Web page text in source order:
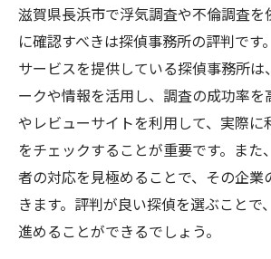
証拠収集における最新の技
調査報告書の重要性と内容
不倫調査後のフォローアッ
ア
探偵事務所の活用法滋賀県長浜
頼むなら
初めての探偵事務所利用で
こと
滋賀県長浜市で浮気調査や不倫調査を
に確認すべきは探偵事務所の評判です
サービスを提供している探偵事務所は
ークや情報を活用し、調査の成功率を
やレビューサイトを利用して、実際に
をチェックすることが重要です。また
者の対応を見極めることで、その企業
きます。評判が良い探偵を選ぶことで
進めることができるでしょう。